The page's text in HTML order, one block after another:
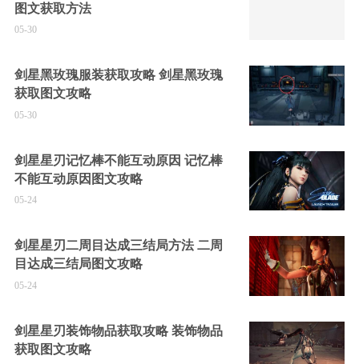
图文获取方法
05-30
剑星黑玫瑰服装获取攻略 剑星黑玫瑰
获取图文攻略
05-30
剑星星刃记忆棒不能互动原因 记忆棒
不能互动原因图文攻略
05-24
剑星星刃二周目达成三结局方法 二周
目达成三结局图文攻略
05-24
剑星星刃装饰物品获取攻略 装饰物品
获取图文攻略